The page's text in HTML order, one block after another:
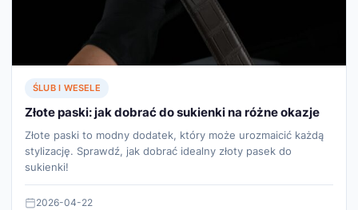
ŚLUB I WESELE
Złote paski: jak dobrać do sukienki na różne okazje
Złote paski to modny dodatek, który może urozmaicić każdą
stylizację. Sprawdź, jak dobrać idealny złoty pasek do
sukienki!
2026-04-22